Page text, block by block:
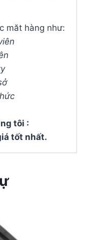
măt hàng như:
tôi :
tốt nhất.